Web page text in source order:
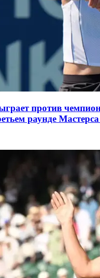
против
раунде